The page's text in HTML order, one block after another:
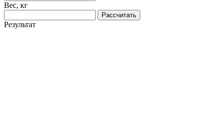
Вес, кг
Рассчитать
Результат